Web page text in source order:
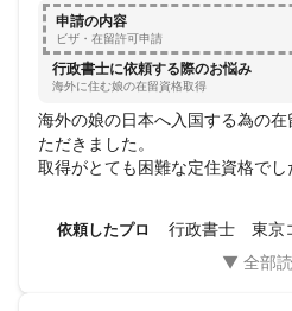
申請の内容
ビザ・在留許可申請
行政書士に依頼する際のお悩み
海外に住む娘の在留資格取得
海外の娘の日本へ入国する為の
ただきました。
取得がとても困難な定住資格でし
依頼した金額も他の方々よりお安
依頼したプロ 行政書士 東京